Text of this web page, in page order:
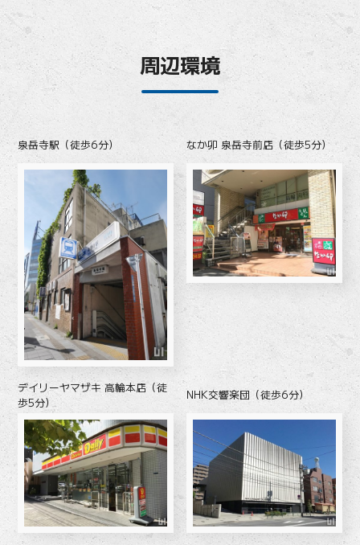
周辺環境
泉岳寺駅（徒歩6分） なか卯 泉岳寺前店（徒歩5分）
デイリーヤマザキ 高輪本店（徒
歩5分）
NHK交響楽団（徒歩6分）